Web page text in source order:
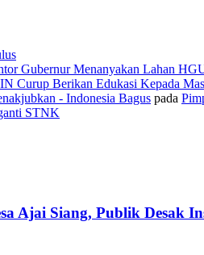
Gubernur Menanyakan Lahan
Curup Berikan Edukasi Kepada
- Indonesia Bagus pada
STNK
Ajai Siang, Publik Desak